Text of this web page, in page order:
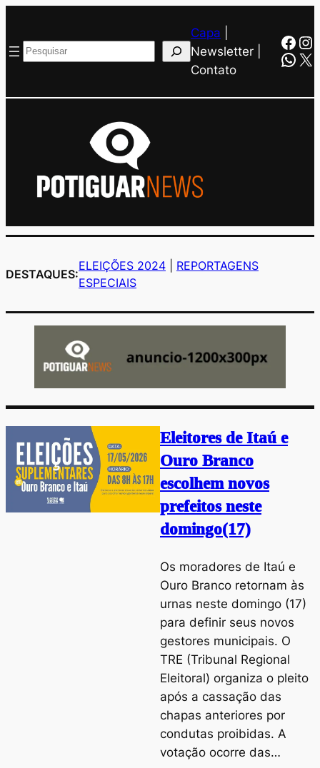
Pesquisar
Capa
Newsletter |
Contato
X
DESTAQUES:
ELEIÇÕES 2024
REPORTAGENS
ESPECIAIS
Eleitores de Itaú e
Ouro Branco
escolhem novos
prefeitos neste
domingo(17)
Os moradores de Itaú e
Ouro Branco retornam às
urnas neste domingo (17)
para definir seus novos
gestores municipais. O
TRE (Tribunal Regional
Eleitoral) organiza o pleito
após a cassação das
chapas anteriores por
condutas proibidas. A
votação ocorre das…